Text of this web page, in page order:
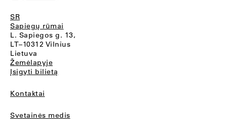
SR
Sapiegų rūmai
L. Sapiegos g. 13,
LT–10312 Vilnius
Lietuva
Žemėlapyje
Įsigyti bilietą
Kontaktai
Svetainės medis